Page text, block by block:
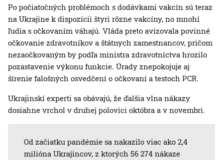
Po počiatočných problémoch s dodávkami vakcín sú teraz
na Ukrajine k dispozícii štyri rôzne vakcíny, no mnohí
ľudia s očkovaním váhajú. Vláda preto avizovala povinné
očkovanie zdravotníkov a štátnych zamestnancov, pričom
nezaočkovaným by podľa ministra zdravotníctva hrozilo
pozastavenie výkonu funkcie. Úrady znepokojuje aj
šírenie falošných osvedčení o očkovaní a testoch PCR.
Ukrajinskí experti sa obávajú, že ďalšia vlna nákazy
dosiahne vrchol v druhej polovici októbra a v novembri.
Od začiatku pandémie sa nakazilo viac ako 2,4
milióna Ukrajincov, z ktorých 56 274 nákaze